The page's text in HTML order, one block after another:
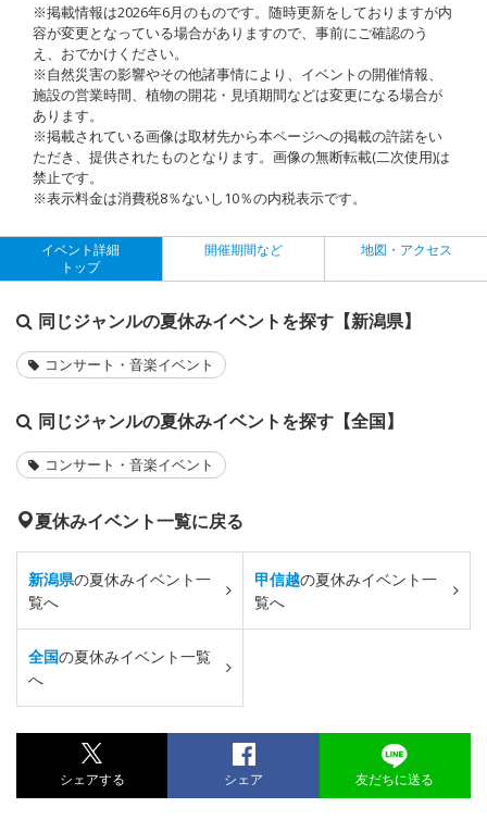
※掲載情報は2026年6月のものです。随時更新をしておりますが内
容が変更となっている場合がありますので、事前にご確認のう
え、おでかけください。
※自然災害の影響やその他諸事情により、イベントの開催情報、
施設の営業時間、植物の開花・見頃期間などは変更になる場合が
あります。
※掲載されている画像は取材先から本ページへの掲載の許諾をい
ただき、提供されたものとなります。画像の無断転載(二次使用)は
禁止です。
※表示料金は消費税8％ないし10％の内税表示です。
イベント詳細
トップ
開催期間など 地図・アクセス
同じジャンルの夏休みイベントを探す【新潟県】
コンサート・音楽イベント
同じジャンルの夏休みイベントを探す【全国】
コンサート・音楽イベント
夏休みイベント一覧に戻る
新潟県の夏休みイベント一
覧へ
甲信越の夏休みイベント一
覧へ
全国の夏休みイベント一覧
へ
シェアする シェア 友だちに送る